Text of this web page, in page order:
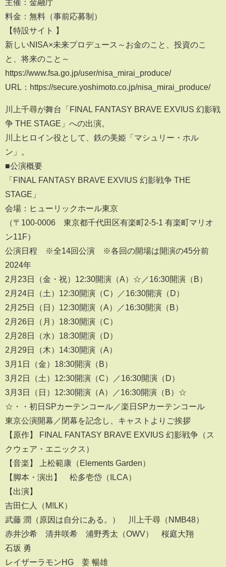
主催：金融庁
料金：無料（事前応募制）
【特設サイト 】
新しいNISA×未来プロデュース～お金のこと、投資のこ
と、将来のこと～
https://www.fsa.go.jp/user/nisa_mirai_produce/
URL：https://secure.yoshimoto.co.jp/nisa_mirai_produce/
川上千尋が舞台「FINAL FANTASY BRAVE EXVIUS 幻影戦
争 THE STAGE」への出演。
川上ヒロイン役として、鉄の美姫「マシュリー・ホル
ン」。
■公演概要
「FINAL FANTASY BRAVE EXVIUS 幻影戦争 THE
STAGE」
会場：ヒューリックホール東京
（〒100-0006 東京都千代田区有楽町2-5-1 有楽町マリオ
ン11F）
公演日程 ※全14回公演 ※各回の開場は開演の45分前
2024年
2月23日（金・祝）12:30開演（A）☆／16:30開演（B）
2月24日（土）12:30開演（C）／16:30開演（D）
2月25日（日）12:30開演（A）／16:30開演（B）
2月26日（月）18:30開演（C）
2月28日（水）18:30開演（D）
2月29日（木）14:30開演（A）
3月1日（金）18:30開演（B）
3月2日（土）12:30開演（C）／16:30開演（D）
3月3日（日）12:30開演（A）／16:30開演（B）☆
☆・・初日SPカーテンコール／楽日SPカーテンコール
東京公演開幕／閉幕を記念し、キャストよりご挨拶
【原作】 FINAL FANTASY BRAVE EXVIUS 幻影戦争（ス
クウェア・エニックス）
【音楽】 上松範康（Elements Garden）
【脚本・演出】 松多壱岱（ILCA）
【出演】
吉田仁人（M!LK）
武藤 潤（原因は自分にある。） 川上千尋（NMB48）
赤井沙希 清井咲希 浦野秀太（OWV） 桜庭大翔
石坂 勇
レイザーラモンHG 姜 暢雄